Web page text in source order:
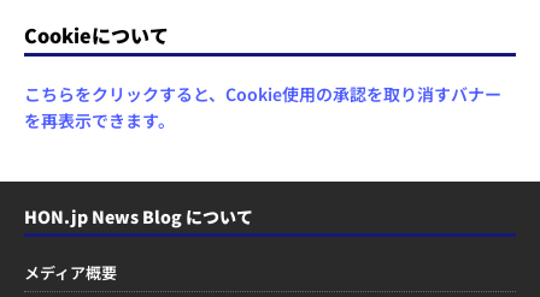
Cookieについて
こちらをクリックすると、Cookie使用の承認を取り消すバナー
を再表示できます。
HON.jp News Blog について
メディア概要